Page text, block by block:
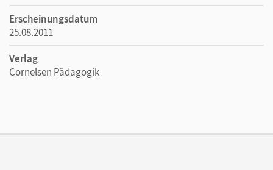
Erscheinungsdatum
25.08.2011
Verlag
Cornelsen Pädagogik